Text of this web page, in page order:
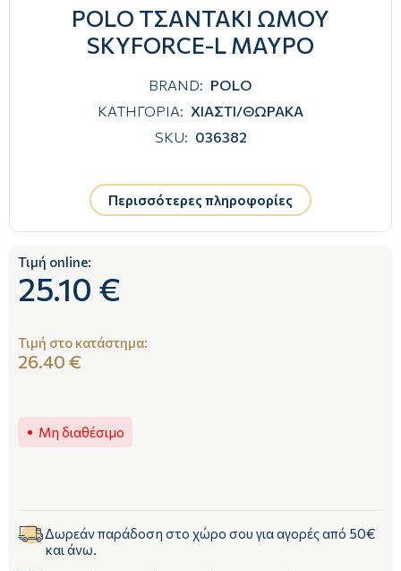
POLO ΤΣΑΝΤΑΚΙ ΩΜΟΥ
SKYFORCE-L ΜΑΥΡΟ
BRAND: POLO
ΚΑΤΗΓΟΡΙΑ: ΧΙΑΣΤΙ/ΘΩΡΑΚΑ
SKU: 036382
Περισσότερες πληροφορίες
Τιμή online:
25.10 €
Τιμή στο κατάστημα:
26.40 €
Μη διαθέσιμο
Δωρεάν παράδοση στο χώρο σου για αγορές από 50€
και άνω.